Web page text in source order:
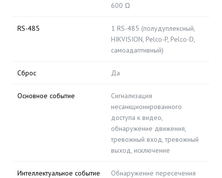
600 Ω
RS-485
1 RS-485 (полудуплексный,
HIKVISION, Pelco-P, Pelco-D,
самоадаптивный)
Сброс Да
Основное событие
Сигнализация
несанкционированного
доступа к видео,
обнаружение движения,
тревожный вход, тревожный
выход, исключение
Интеллектуальное событие
Обнаружение пересечения